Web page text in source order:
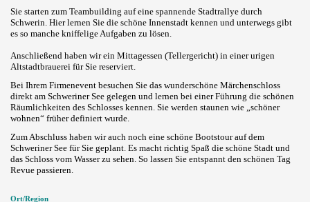
Sie starten zum Teambuilding auf eine spannende Stadtrallye durch
Schwerin. Hier lernen Sie die schöne Innenstadt kennen und unterwegs gibt
es so manche kniffelige Aufgaben zu lösen.
Anschließend haben wir ein Mittagessen (Tellergericht) in einer urigen
Altstadtbrauerei für Sie reserviert.
Bei Ihrem Firmenevent besuchen Sie das wunderschöne Märchenschloss
direkt am Schweriner See gelegen und lernen bei einer Führung die schönen
Räumlichkeiten des Schlosses kennen. Sie werden staunen wie „schöner
wohnen“ früher definiert wurde.
Zum Abschluss haben wir auch noch eine schöne Bootstour auf dem
Schweriner See für Sie geplant. Es macht richtig Spaß die schöne Stadt und
das Schloss vom Wasser zu sehen. So lassen Sie entspannt den schönen Tag
Revue passieren.
Ort/Region